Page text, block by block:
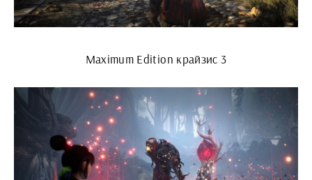
Maximum Edition крайзис 3